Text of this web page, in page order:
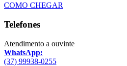
COMO CHEGAR
Telefones
Atendimento a ouvinte
WhatsApp:
(37) 99938-0255